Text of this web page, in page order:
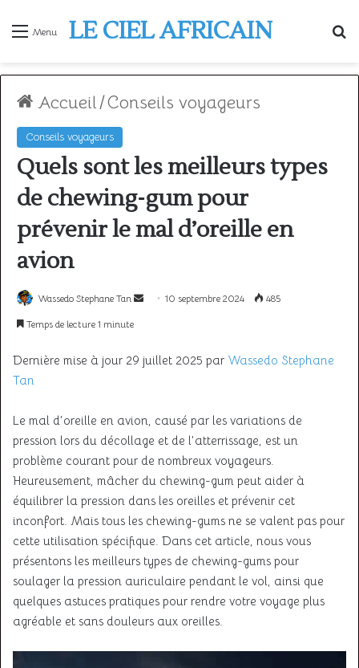
Menu LE CIEL AFRICAIN
Accueil/Conseils voyageurs
Conseils voyageurs
Quels sont les meilleurs types
de chewing-gum pour
prévenir le mal d’oreille en
avion
Wassedo Stephane Tan
Envoyer10 septembre 2024 485
Temps de lecture 1 minute
Dernière mise à jour 29 juillet 2025 par Wassedo Stephane
Tan
Le mal d’oreille en avion, causé par les variations de
pression lors du décollage et de l’atterrissage, est un
problème courant pour de nombreux voyageurs.
Heureusement, mâcher du chewing-gum peut aider à
équilibrer la pression dans les oreilles et prévenir cet
inconfort. Mais tous les chewing-gums ne se valent pas pour
cette utilisation spécifique. Dans cet article, nous vous
présentons les meilleurs types de chewing-gums pour
soulager la pression auriculaire pendant le vol, ainsi que
quelques astuces pratiques pour rendre votre voyage plus
agréable et sans douleurs aux oreilles.